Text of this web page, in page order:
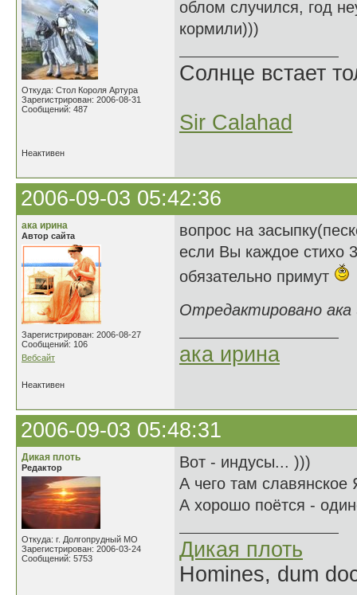
Откуда: Стол Короля Артура
Зарегистрирован: 2006-08-31
Сообщений: 487
облом случился, год
кормили)))
Солнце встает
Sir Calahad
Неактивен
2006-09-03 05:42:36
ака ирина
Автор сайта
Зарегистрирован: 2006-08-27
Сообщений: 106
Вебсайт
вопрос на
если Вы каждое стихо
обязательно примут
Отредактировано ака
ака ирина
Неактивен
2006-09-03 05:48:31
Дикая плоть
Редактор
Откуда: г. Долгопрудный МО
Зарегистрирован: 2006-03-24
Сообщений: 5753
Вот - индусы... )))
А чего там
А хорошо поётся -
Дикая плоть
Homines, dum